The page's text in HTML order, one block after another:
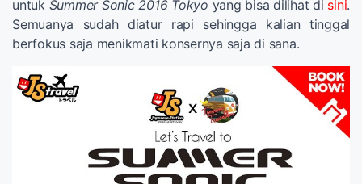
untuk Summer Sonic 2016 Tokyo yang bisa dilihat di sini.
Semuanya sudah diatur rapi sehingga kalian tinggal
berfokus saja menikmati konsernya saja di sana.